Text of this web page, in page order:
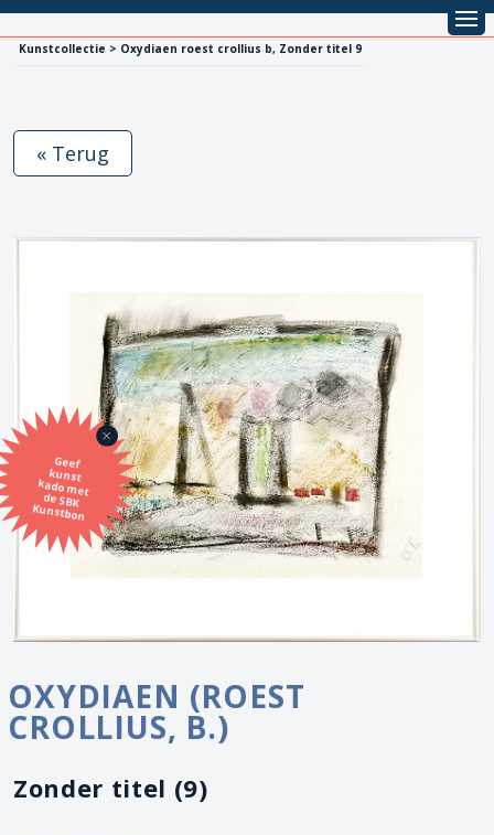
Kunstcollectie > Oxydiaen roest crollius b, Zonder titel 9
Geef
kunst
kado met
de SBK
Kunstbon
« Terug
OXYDIAEN (ROEST
CROLLIUS, B.)
Zonder titel (9)